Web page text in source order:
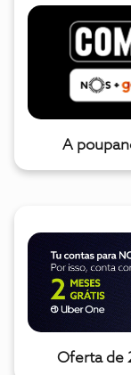
A
Oferta de